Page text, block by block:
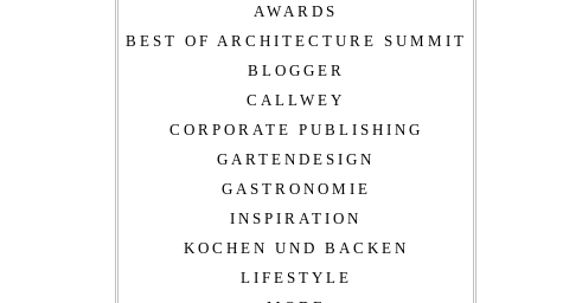
AWARDS
BEST OF ARCHITECTURE SUMMIT
BLOGGER
CALLWEY
CORPORATE PUBLISHING
GARTENDESIGN
GASTRONOMIE
INSPIRATION
KOCHEN UND BACKEN
LIFESTYLE